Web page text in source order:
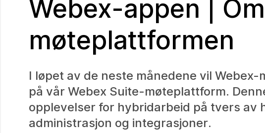
Webex-appen |
møteplattformen
I løpet av de neste månedene vil
på vår Webex Suite-møteplattform.
opplevelser for hybridarbeid på tvers av
administrasjon og integrasjoner.